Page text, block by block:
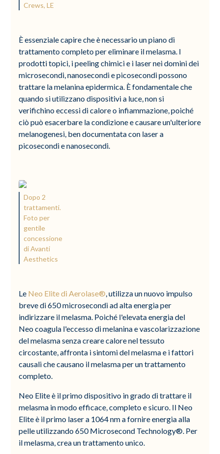
Crews, LE
È essenziale capire che è necessario un piano di
trattamento completo per eliminare il melasma. I
prodotti topici, i peeling chimici e i laser nei domini dei
microsecondi, nanosecondi e picosecondi possono
trattare la melanina epidermica. È fondamentale che
quando si utilizzano dispositivi a luce, non si
verifichino eccessi di calore o infiammazione, poiché
ciò può esacerbare la condizione e causare un'ulteriore
melanogenesi, ben documentata con laser a
picosecondi e nanosecondi.
Dopo 2
trattamenti.
Foto per
gentile
concessione
di Avanti
Aesthetics
Le Neo Elite di Aerolase®, utilizza un nuovo impulso
breve di 650 microsecondi ad alta energia per
indirizzare il melasma. Poiché l'elevata energia del
Neo coagula l'eccesso di melanina e vascolarizzazione
del melasma senza creare calore nel tessuto
circostante, affronta i sintomi del melasma e i fattori
causali che causano il melasma per un trattamento
completo.
Neo Elite è il primo dispositivo in grado di trattare il
melasma in modo efficace, completo e sicuro. Il Neo
Elite è il primo laser a 1064 nm a fornire energia alla
pelle utilizzando 650 Microsecond Technology®. Per
il melasma, crea un trattamento unico.